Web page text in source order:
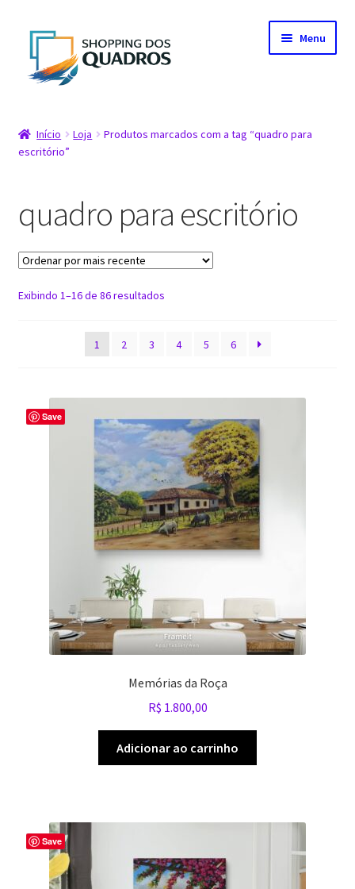
Pular
navegação
Pular
conteúdo
Menu
Artistas parceiros
Políticas de privacidade
Sobre o artista Alex Carvalho
Política de privacidade
Início Loja
Produtos marcados com a tag “quadro para
escritório”
quadro para escritório
Exibindo 1–16 de 86 resultadosClassificado
recente
1 2 3 4 5 6
Save
Memórias da Roça
R$ 1.800,00
Adicionar ao carrinho
Save